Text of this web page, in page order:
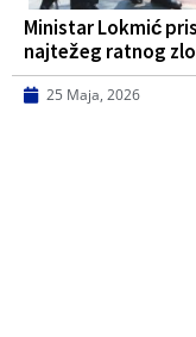
Ministar Lokmić
najtežeg ratnog
25 Maja, 2026